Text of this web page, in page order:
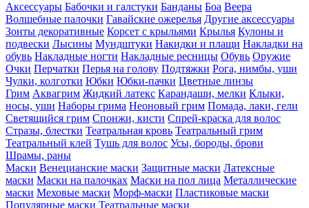
Аксессуары Бабочки и галстуки Банданы Боа Веера
Волшебные палочки Гавайские ожерелья Другие аксессуары
Зонты декоративные Корсет с крыльями Крылья Кулоны и
подвески Лысины Мундштуки Накидки и плащи Накладки на
обувь Накладные ногти Накладные ресницы Обувь Оружие
Очки Перчатки Перья на голову Подтяжки Рога, нимбы, уши
Чулки, колготки Юбки Юбки-пачки Цветные линзы
Грим Аквагрим Жидкий латекс Карандаши, мелки Клыки,
носы, уши Наборы грима Неоновый грим Помада, лаки, гели
Светящийся грим Спонжи, кисти Спрей-краска для волос
Стразы, блестки Театральная кровь Театральный грим
Театральный клей Тушь для волос Усы, бороды, брови
Шрамы, раны
Маски Венецианские маски Защитные маски Латексные
маски Маски на палочках Маски на пол лица Металлические
маски Меховые маски Морф-маски Пластиковые маски
Популярные маски Театральные маски